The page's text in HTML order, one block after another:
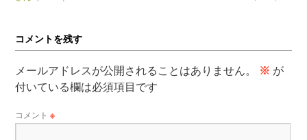
コメントを残す
メールアドレスが公開されることはありません。 ※ が
付いている欄は必須項目です
コメント※